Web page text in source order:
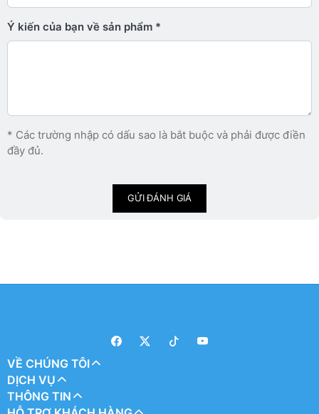
Ý kiến ​​của bạn về sản phẩm
* Các trường nhập có dấu sao là bắt buộc và phải được điền
đầy đủ.
GỬI ĐÁNH GIÁ
VỀ CHÚNG TÔI
DỊCH VỤ
THÔNG TIN